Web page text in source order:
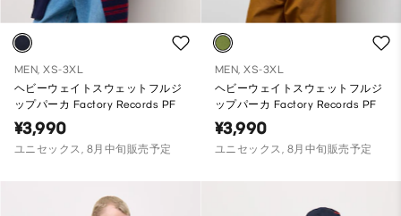
MEN, XS-3XL
ヘビーウェイトスウェットフルジ
ップパーカ Factory Records PF
¥3,990
ユニセックス, 8月中旬販売予定
MEN, XS-3XL
ヘビーウェイトスウェットフルジ
ップパーカ Factory Records PF
¥3,990
ユニセックス, 8月中旬販売予定